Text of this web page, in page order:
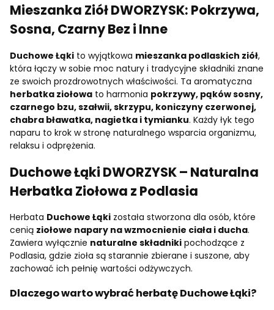
Mieszanka Ziół DWORZYSK: Pokrzywa,
Sosna, Czarny Bez i Inne
Duchowe Łąki to wyjątkowa mieszanka podlaskich ziół,
która łączy w sobie moc natury i tradycyjne składniki znane
ze swoich prozdrowotnych właściwości. Ta aromatyczna
herbatka ziołowa to harmonia pokrzywy, pąków sosny,
czarnego bzu, szałwii, skrzypu, koniczyny czerwonej,
chabra bławatka, nagietka i tymianku. Każdy łyk tego
naparu to krok w stronę naturalnego wsparcia organizmu,
relaksu i odprężenia.
Duchowe Łąki DWORZYSK – Naturalna
Herbatka Ziołowa z Podlasia
Herbata Duchowe Łąki została stworzona dla osób, które
cenią ziołowe napary na wzmocnienie ciała i ducha.
Zawiera wyłącznie naturalne składniki pochodzące z
Podlasia, gdzie zioła są starannie zbierane i suszone, aby
zachować ich pełnię wartości odżywczych.
Dlaczego warto wybrać herbatę Duchowe Łąki?